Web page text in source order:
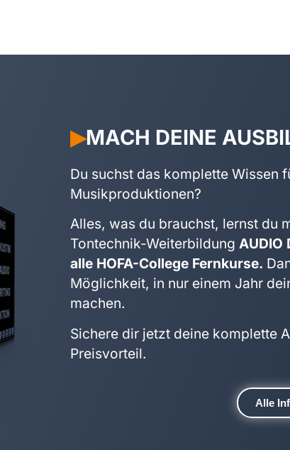
▶︎MACH DEINE
Du suchst das komplette Wissen
Musikproduktionen?
Alles, was du brauchst, lernst du
Tontechnik-Weiterbildung AUDIO
alle HOFA-College Fernkurse.
Möglichkeit, in nur einem Jahr
machen.
Sichere dir jetzt deine komplette
Preisvorteil.
Alle